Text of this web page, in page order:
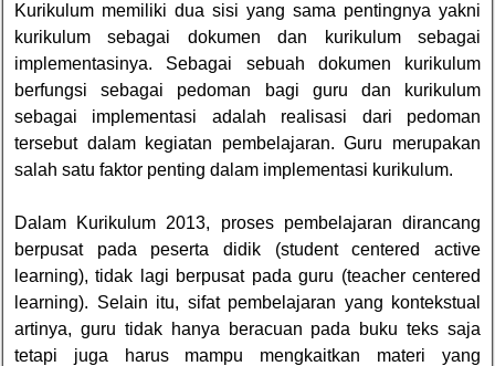
Kurikulum memiliki dua sisi yang sama pentingnya yakni
kurikulum sebagai dokumen dan kurikulum sebagai
implementasinya. Sebagai sebuah dokumen kurikulum
berfungsi sebagai pedoman bagi guru dan kurikulum
sebagai implementasi adalah realisasi dari pedoman
tersebut dalam kegiatan pembelajaran. Guru merupakan
salah satu faktor penting dalam implementasi kurikulum.
Dalam Kurikulum 2013, proses pembelajaran dirancang
berpusat pada peserta didik (student centered active
learning), tidak lagi berpusat pada guru (teacher centered
learning). Selain itu, sifat pembelajaran yang kontekstual
artinya, guru tidak hanya beracuan pada buku teks saja
tetapi juga harus mampu mengkaitkan materi yang